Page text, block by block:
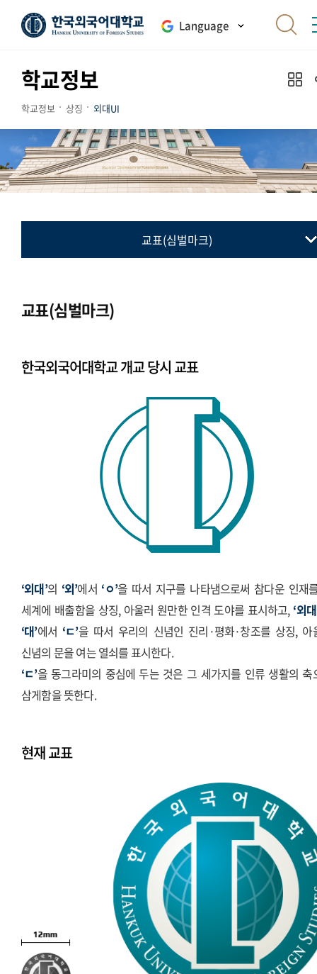
Language
학교정보
학교정보 상징 외대UI
교표(심벌마크)
상징
교표(심벌마크)
한국외국어대학교 개교 당시 교표
‘외대’의 ‘외’에서 ‘ㅇ’을 따서 지구를 나타냄으로써 참다운 인재
세계에 배출함을 상징, 아울러 원만한 인격 도야를 표시하고, ‘외
‘대’에서 ‘ㄷ’을 따서 우리의 신념인 진리·평화·창조를 상징, 아
신념의 문을 여는 열쇠를 표시한다.
‘ㄷ’을 동그라미의 중심에 두는 것은 그 세가지를 인류 생활의 축
삼게함을 뜻한다.
현재 교표